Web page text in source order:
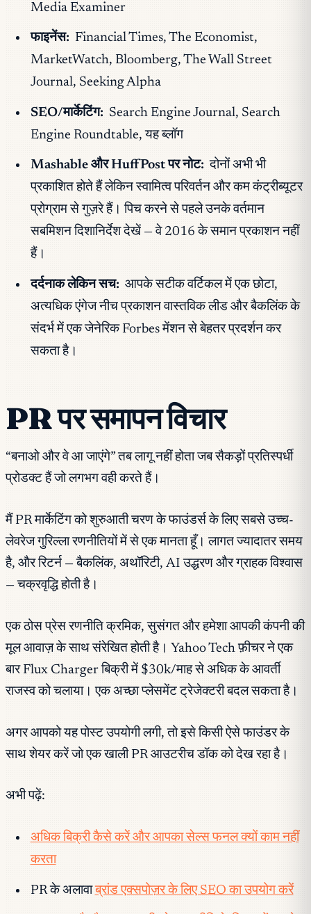
Media Examiner
फाइनेंस: Financial Times, The Economist,
MarketWatch, Bloomberg, The Wall Street
Journal, Seeking Alpha
SEO/मार्केटिंग: Search Engine Journal, Search
Engine Roundtable, यह ब्लॉग
Mashable और HuffPost पर नोट: दोनों अभी भी
प्रकाशित होते हैं लेकिन स्वामित्व परिवर्तन और कम कंट्रीब्यूटर
प्रोग्राम से गुज़रे हैं। पिच करने से पहले उनके वर्तमान
सबमिशन दिशानिर्देश देखें — वे 2016 के समान प्रकाशन नहीं
हैं।
दर्दनाक लेकिन सच: आपके सटीक वर्टिकल में एक छोटा,
अत्यधिक एंगेज नीच प्रकाशन वास्तविक लीड और बैकलिंक के
संदर्भ में एक जेनेरिक Forbes मेंशन से बेहतर प्रदर्शन कर
सकता है।
PR पर समापन विचार
“बनाओ और वे आ जाएंगे” तब लागू नहीं होता जब सैकड़ों प्रतिस्पर्धी
प्रोडक्ट हैं जो लगभग वही करते हैं।
मैं PR मार्केटिंग को शुरुआती चरण के फाउंडर्स के लिए सबसे उच्च-
लेवरेज गुरिल्ला रणनीतियों में से एक मानता हूँ। लागत ज्यादातर समय
है, और रिटर्न — बैकलिंक, अथॉरिटी, AI उद्धरण और ग्राहक विश्वास
— चक्रवृद्धि होती है।
एक ठोस प्रेस रणनीति क्रमिक, सुसंगत और हमेशा आपकी कंपनी की
मूल आवाज़ के साथ संरेखित होती है। Yahoo Tech फ़ीचर ने एक
बार Flux Charger बिक्री में $30k/माह से अधिक के आवर्ती
राजस्व को चलाया। एक अच्छा प्लेसमेंट ट्रेजेक्टरी बदल सकता है।
अगर आपको यह पोस्ट उपयोगी लगी, तो इसे किसी ऐसे फाउंडर के
साथ शेयर करें जो एक खाली PR आउटरीच डॉक को देख रहा है।
अभी पढ़ें:
अधिक बिक्री कैसे करें और आपका सेल्स फनल क्यों काम नहीं
करता
PR के अलावाब्रांड एक्सपोज़र के लिए SEO का उपयोग करें